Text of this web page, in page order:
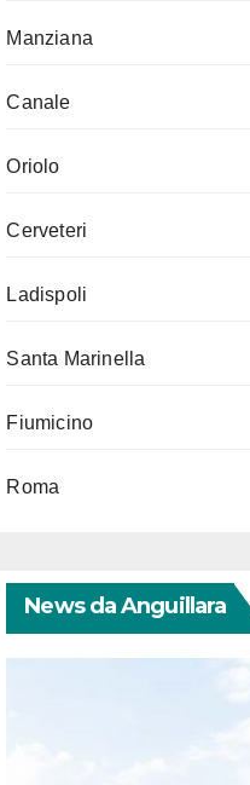
Manziana
Canale
Oriolo
Cerveteri
Ladispoli
Santa Marinella
Fiumicino
Roma
News da Anguillara